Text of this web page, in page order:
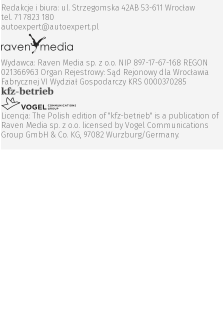
Redakcje i biura: ul. Strzegomska 42AB 53-611 Wrocław
tel. 71 7823 180
autoexpert@autoexpert.pl
Wydawca: Raven Media sp. z o.o. NIP 897-17-67-168 REGON
021366963 Organ Rejestrowy: Sąd Rejonowy dla Wrocławia
Fabrycznej VI Wydział Gospodarczy KRS 0000370285
Licencja: The Polish edition of "kfz-betrieb" is a publication of
Raven Media sp. z o.o. licensed by Vogel Communications
Group GmbH & Co. KG, 97082 Wurzburg/Germany.